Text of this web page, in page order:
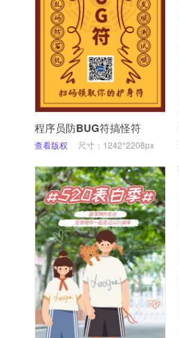
程序员防BUG符搞怪符
查看版权 尺寸：1242*2208px